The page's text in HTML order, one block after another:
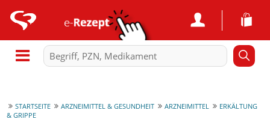
STARTSEITE ARZNEIMITTEL & GESUNDHEIT ARZNEIMITTEL
ERKÄLTUNG
& GRIPPE